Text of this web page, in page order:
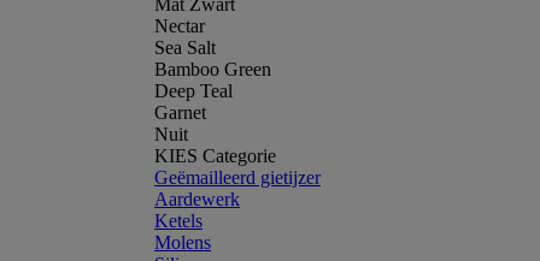
Mat Zwart
Nectar
Sea Salt
Bamboo Green
Deep Teal
Garnet
Nuit
KIES Categorie
Geëmailleerd gietijzer
Aardewerk
Ketels
Molens